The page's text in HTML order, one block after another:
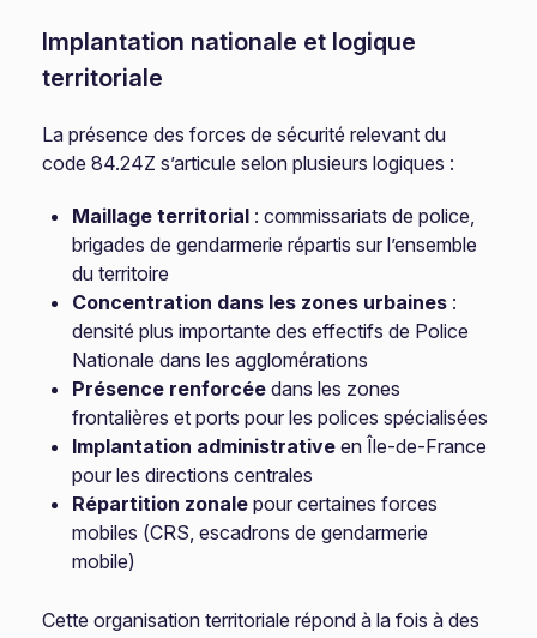
Implantation nationale et logique
territoriale
La présence des forces de sécurité relevant du
code 84.24Z s’articule selon plusieurs logiques :
Maillage territorial : commissariats de police,
brigades de gendarmerie répartis sur l’ensemble
du territoire
Concentration dans les zones urbaines :
densité plus importante des effectifs de Police
Nationale dans les agglomérations
Présence renforcée dans les zones
frontalières et ports pour les polices spécialisées
Implantation administrative en Île-de-France
pour les directions centrales
Répartition zonale pour certaines forces
mobiles (CRS, escadrons de gendarmerie
mobile)
Cette organisation territoriale répond à la fois à des